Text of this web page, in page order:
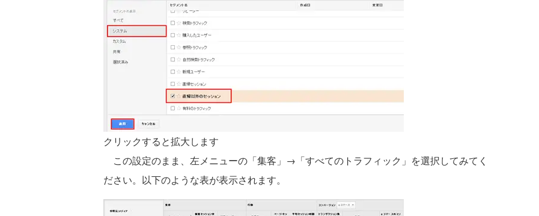
クリックすると拡大します
この設定のまま、左メニューの「集客」→「すべてのトラフィック」を選択してみてく
ださい。以下のような表が表示されます。